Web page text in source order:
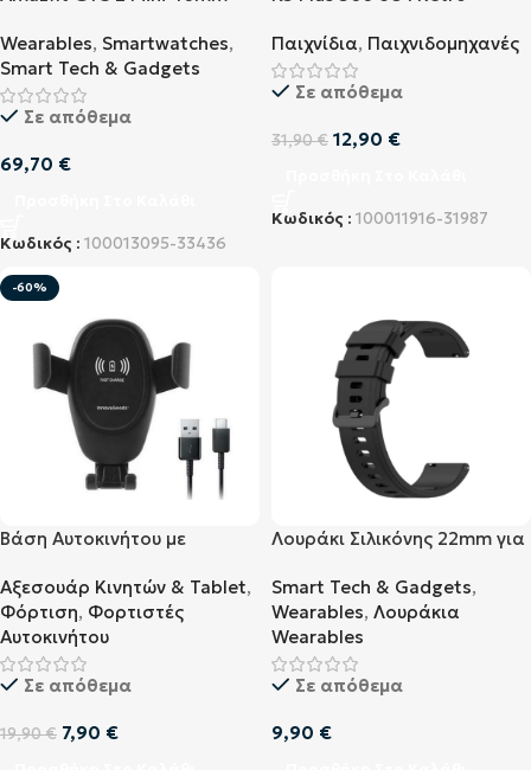
(W2018OV1N)
Wearables, Smartwatches,
Smart Tech & Gadgets
Σε απόθεμα
69,70 €
Κωδικός : 100013095-33436
Παιχνίδια, Παιχνιδομηχανές
Σε απόθεμα
31,90€ 12,90 €
Κωδικός : 100011916-31987
-60%
Βάση Αυτοκινήτου με
InnovaGoods (V0103067)
Αξεσουάρ Κινητών & Tablet,
Φόρτιση, Φορτιστές
Αυτοκινήτου
Σε απόθεμα
19,90€ 7,90 €
Λουράκι Σιλικόνης 22mm για
Amazfit Stratos Μαύρο
Smart Tech & Gadgets,
Wearables, Λουράκια
Wearables
Σε απόθεμα
9,90 €